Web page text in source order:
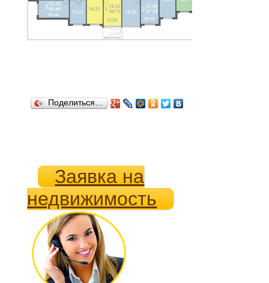
Поделиться…
Заявка на
недвижимость